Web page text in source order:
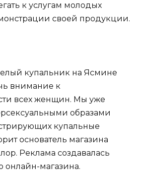
к услугам молодых
своей продукции.
купальник на Ясмине
внимание к
всех женщин. Мы уже
образами
купальные
основатель магазина
Реклама создавалась
онлайн-магазина.